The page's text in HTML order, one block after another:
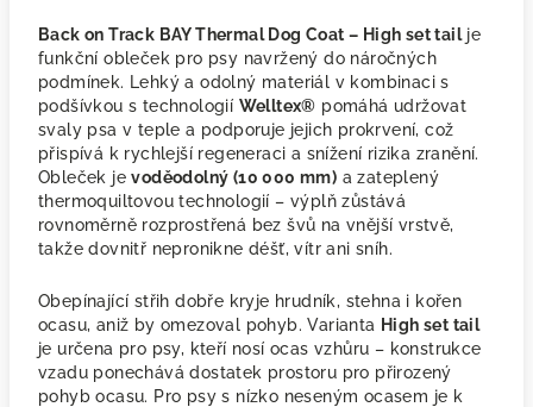
Back on Track BAY Thermal Dog Coat – High set tailje
funkční obleček pro psy navržený do náročných
podmínek. Lehký a odolný materiál v kombinaci s
podšívkou s technologií Welltex® pomáhá udržovat
svaly psa v teple a podporuje jejich prokrvení, což
přispívá k rychlejší regeneraci a snížení rizika zranění.
Obleček jevoděodolný (10 000 mm) a zateplený
thermoquiltovou technologií – výplň zůstává
rovnoměrně rozprostřená bez švů na vnější vrstvě,
takže dovnitř nepronikne déšť, vítr ani sníh.
Obepínající střih dobře kryje hrudník, stehna i kořen
ocasu, aniž by omezoval pohyb. Varianta High set tail
je určena pro psy, kteří nosí ocas vzhůru – konstrukce
vzadu ponechává dostatek prostoru pro přirozený
pohyb ocasu. Pro psy s nízko neseným ocasem je k